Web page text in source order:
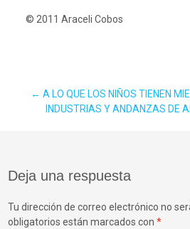
© 2011 Araceli Cobos
entradas
← A LO QUE LOS NIÑOS TIENEN
INDUSTRIAS Y ANDANZAS DE
Deja una respuesta
Tu dirección de correo electrónico no
obligatorios están marcados con*